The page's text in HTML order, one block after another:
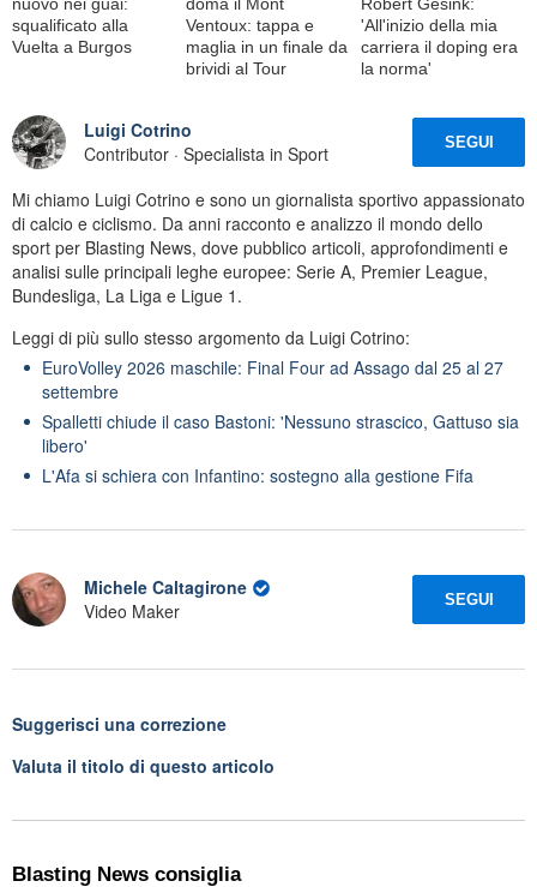
squalificato alla
Vuelta a Burgos
Ventoux: tappa e
maglia in un finale da
brividi al Tour
'All'inizio della mia
carriera il doping era
la norma'
Luigi Cotrino
Contributor · Specialista in Sport
SEGUI
Mi chiamo Luigi Cotrino e sono un giornalista sportivo appassionato
di calcio e ciclismo. Da anni racconto e analizzo il mondo dello
sport per Blasting News, dove pubblico articoli, approfondimenti e
analisi sulle principali leghe europee: Serie A, Premier League,
Bundesliga, La Liga e Ligue 1.
Leggi di più sullo stesso argomento da Luigi Cotrino:
EuroVolley 2026 maschile: Final Four ad Assago dal 25 al 27
settembre
Spalletti chiude il caso Bastoni: 'Nessuno strascico, Gattuso sia
libero'
L'Afa si schiera con Infantino: sostegno alla gestione Fifa
Michele Caltagirone
Video Maker
SEGUI
Suggerisci una correzione
Valuta il titolo di questo articolo
Blasting News consiglia